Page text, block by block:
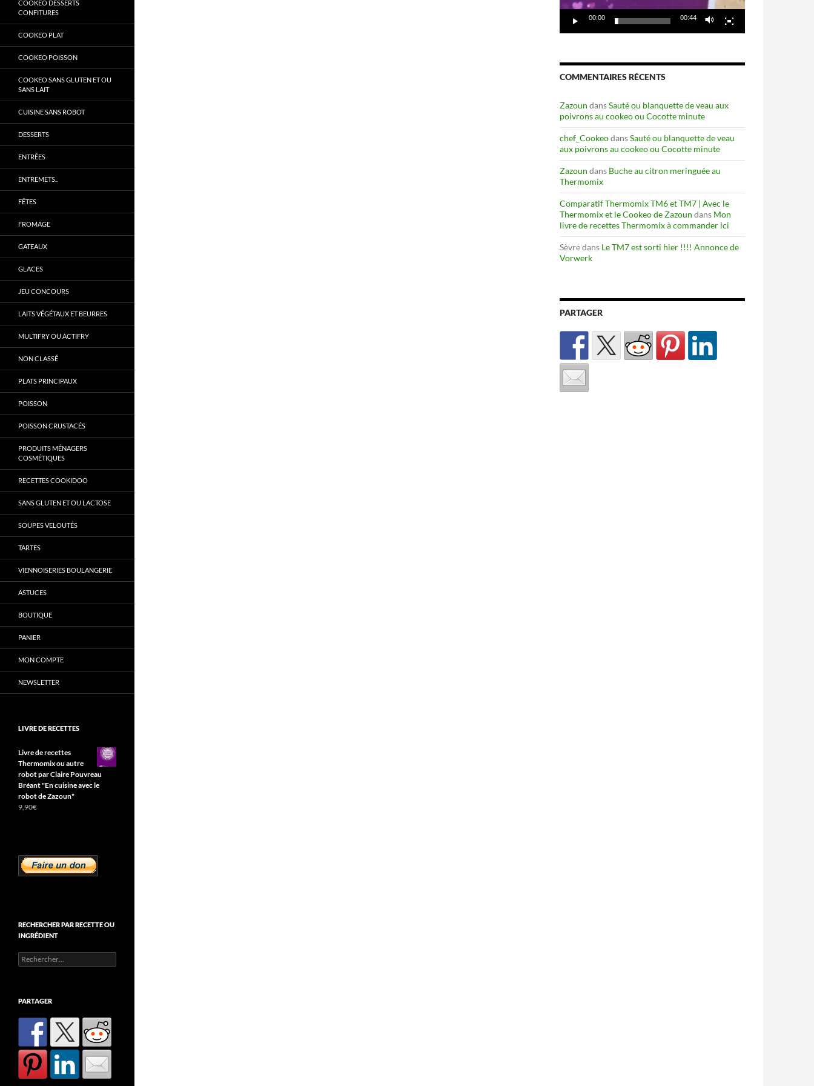
00:00 00:44
COMMENTAIRES RÉCENTS
Zazoun dansSauté ou blanquette de veau aux
poivrons au cookeo ou Cocotte minute
chef_CookeodansSauté ou blanquette de veau
aux poivrons au cookeo ou Cocotte minute
Zazoun dans Buche au citron meringuée au
Thermomix
Comparatif Thermomix TM6 et TM7 | Avec le
Thermomix et le Cookeo de Zazoun dans Mon
livre de recettes Thermomix à commander ici
Sèvredans Le TM7 est sorti hier !!!! Annonce de
Vorwerk
PARTAGER
COOKEO DESSERTS
CONFITURES
COOKEO PLAT
COOKEO POISSON
COOKEO SANS GLUTEN ET OU
SANS LAIT
CUISINE SANS ROBOT
DESSERTS
ENTRÉES
ENTREMETS..
FÊTES
FROMAGE
GATEAUX
GLACES
JEU CONCOURS
LAITS VÉGÉTAUX ET BEURRES
MULTIFRY OU ACTIFRY
NON CLASSÉ
PLATS PRINCIPAUX
POISSON
POISSON CRUSTACÉS
PRODUITS MÉNAGERS
COSMÉTIQUES
RECETTES COOKIDOO
SANS GLUTEN ET OU LACTOSE
SOUPES VELOUTÉS
TARTES
VIENNOISERIES BOULANGERIE
ASTUCES
BOUTIQUE
PANIER
MON COMPTE
NEWSLETTER
LIVRE DE RECETTES
Livre de recettes
Thermomix ou autre
robot par Claire Pouvreau
Bréant "En cuisine avec le
robot de Zazoun"
9,90€
RECHERCHER PAR RECETTE OU
INGRÉDIENT
Rechercher :
PARTAGER